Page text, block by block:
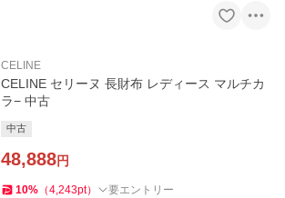
CELINE
CELINE セリーヌ 長財布 レディース マルチカ
ラ− 中古
中古
48,888円
10% （4,243pt） 要エントリー